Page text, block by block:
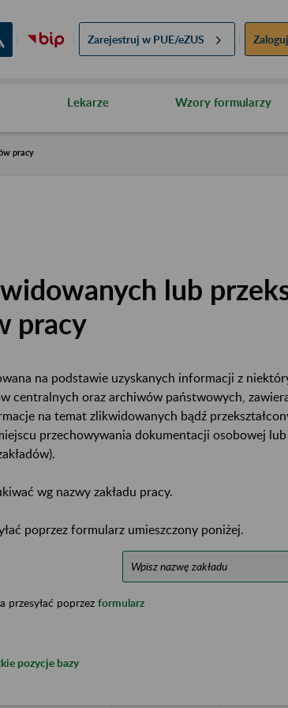
Zarejestruj w PUE/eZUS
Lekarze Wzory formularzy
pracy
lub
pracy
na podstawie uzyskanych informacji z
centralnych oraz archiwów państwowych,
na temat zlikwidowanych bądź
przechowywania dokumentacji osobowej
wg nazwy zakładu pracy.
poprzez formularz umieszczony poniżej.
przesyłać poprzez formularz
pozycje bazy